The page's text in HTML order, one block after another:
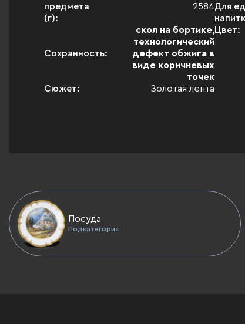
предмета
(г):
2584
Сохранность:
скол на бортике,
технологический
дефект обжига в
виде коричневых
точек
Сюжет:
Золотая лента
Для
Цвет:
Посуда
Подкатегория